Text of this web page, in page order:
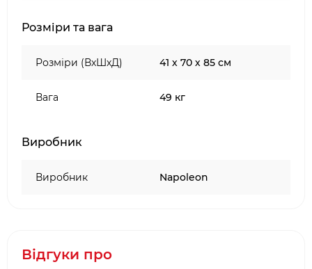
Розміри та вага
Розміри (ВхШхД) 41 х 70 х 85 см
Вага 49 кг
Виробник
Виробник Napoleon
Відгуки про